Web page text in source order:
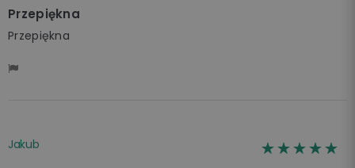
Przepiękna
Przepiękna
Jakub ☆☆☆☆☆
★★★★★